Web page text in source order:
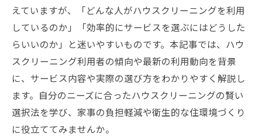
えていますが、「どんな人がハウスクリーニングを利用
しているのか」「効率的にサービスを選ぶにはどうした
らいいのか」と迷いやすいものです。本記事では、ハウ
スクリーニング利用者の傾向や最新の利用動向を背景
に、サービス内容や実際の選び方をわかりやすく解説し
ます。自分のニーズに合ったハウスクリーニングの賢い
選択法を学び、家事の負担軽減や衛生的な住環境づくり
に役立ててみませんか。